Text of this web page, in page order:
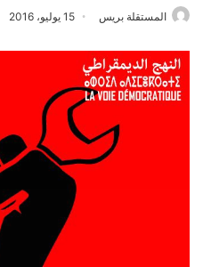
المستقلة بريس 15 يوليو، 2016